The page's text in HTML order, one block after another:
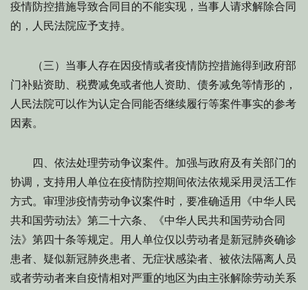
疫情防控措施导致合同目的不能实现，当事人请求解除合同
的，人民法院应予支持。
（三）当事人存在因疫情或者疫情防控措施得到政府部
门补贴资助、税费减免或者他人资助、债务减免等情形的，
人民法院可以作为认定合同能否继续履行等案件事实的参考
因素。
四、依法处理劳动争议案件。加强与政府及有关部门的
协调，支持用人单位在疫情防控期间依法依规采用灵活工作
方式。审理涉疫情劳动争议案件时，要准确适用《中华人民
共和国劳动法》第二十六条、《中华人民共和国劳动合同
法》第四十条等规定。用人单位仅以劳动者是新冠肺炎确诊
患者、疑似新冠肺炎患者、无症状感染者、被依法隔离人员
或者劳动者来自疫情相对严重的地区为由主张解除劳动关系